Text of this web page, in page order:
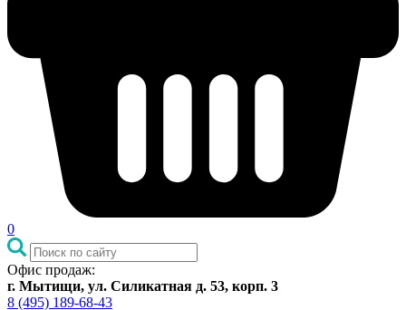
0
Офис продаж:
г. Мытищи, ул. Силикатная д. 53, корп. 3
8 (495) 189-68-43